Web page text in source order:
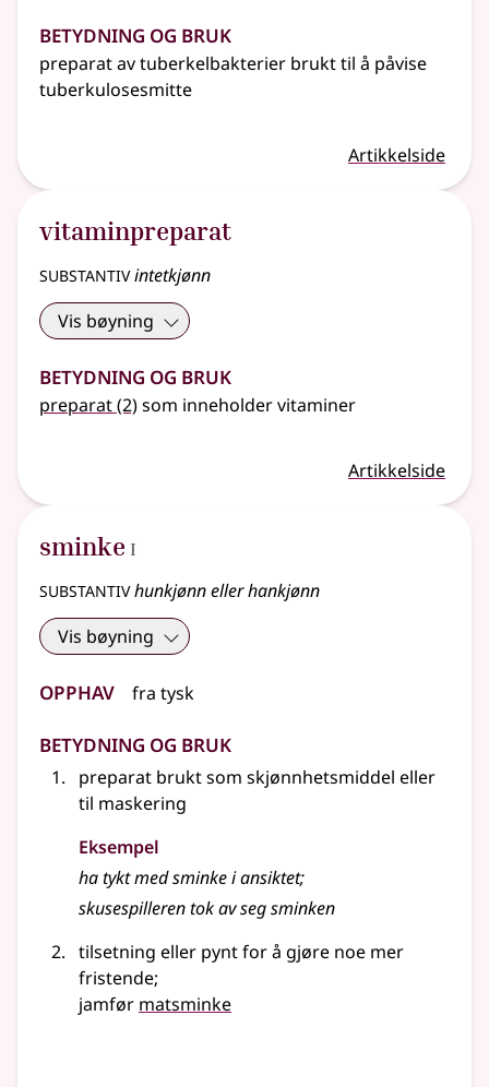
Betydning og bruk
preparat av tuberkelbakterier brukt til å påvise
tuberkulosesmitte
Artikkelside
vitaminpreparat
substantivintetkjønn
Vis bøyning
Betydning og bruk
preparat(2)som inneholder vitaminer
Artikkelside
sminke 1
I
substantivhunkjønn eller hankjønn
Vis bøyning
Opphav fra tysk
Betydning og bruk
preparat brukt som skjønnhetsmiddel eller
til maskering
Eksempel
ha tykt medsminkei ansiktet;
skusespilleren tok av seg sminken
tilsetning eller pynt for å gjøre noe mer
fristende;
jamfør matsminke